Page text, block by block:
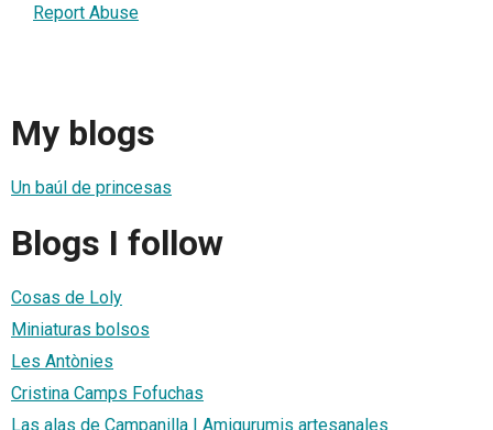
Report Abuse
My blogs
Un baúl de princesas
Blogs I follow
Cosas de Loly
Miniaturas bolsos
Les Antònies
Cristina Camps Fofuchas
Las alas de Campanilla | Amigurumis artesanales